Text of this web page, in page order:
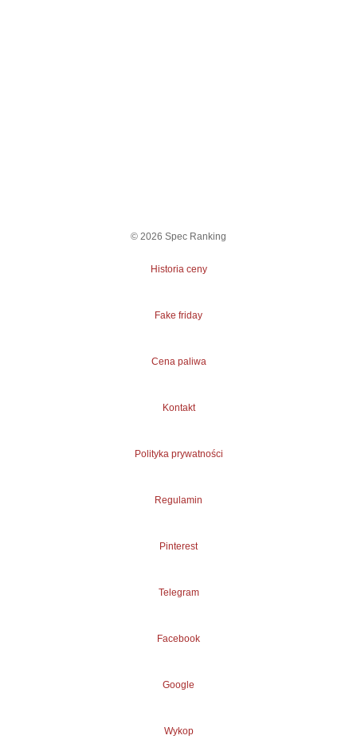
© 2026 Spec Ranking
Historia ceny
Fake friday
Cena paliwa
Kontakt
Polityka prywatności
Regulamin
Pinterest
Telegram
Facebook
Google
Wykop